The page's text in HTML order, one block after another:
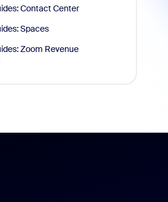
Contact Center
Spaces
Zoom Revenue